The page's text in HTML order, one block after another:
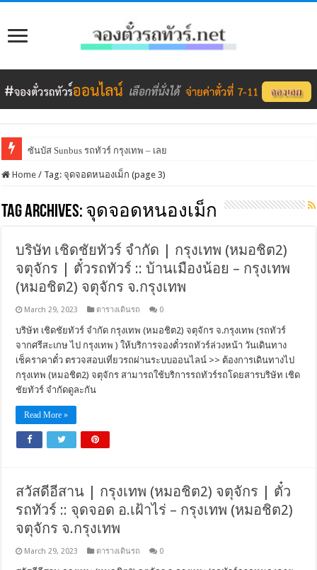
ซันบัส Sunbus รถทัวร์ กรุงเทพ – เลย
Home / Tag:จุดจอดหนองเม็ก (page 3)
Tag Archives: จุดจอดหนองเม็ก
บริษัท เชิดชัยทัวร์ จำกัด | กรุงเทพ (หมอชิต2)
จตุจักร | ตั๋วรถทัวร์ :: บ้านเมืองน้อย – กรุงเทพ
(หมอชิต2) จตุจักร จ.กรุงเทพ
March 29, 2023 ตารางเดินรถ 0
บริษัท เชิดชัยทัวร์ จำกัด กรุงเทพ (หมอชิต2) จตุจักร จ.กรุงเทพ (รถทัวร์
จากศรีสะเกษ ไป กรุงเทพ ) ให้บริการจองตั๋วรถทัวร์ล่วงหน้า วันเดินทาง
เช็คราคาตั๋ว ตรวจสอบเที่ยวรถผ่านระบบออนไลน์ >> ต้องการเดินทางไป
กรุงเทพ (หมอชิต2) จตุจักร สามารถใช้บริการรถทัวร์รถโดยสารบริษัท เชิด
ชัยทัวร์ จำกัดดูละกัน
Read More »
สวัสดีอีสาน | กรุงเทพ (หมอชิต2) จตุจักร | ตั๋ว
รถทัวร์ :: จุดจอด อ.เฝ้าไร่ – กรุงเทพ (หมอชิต2)
จตุจักร จ.กรุงเทพ
March 29, 2023 ตารางเดินรถ 0